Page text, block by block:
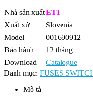
Nhà sản xuấtETI
Xuất xứ
Slovenia
Model
001690912
Bảo hành
12 tháng
Download
Catalogue
Danh mục: FUSES
Mô tả